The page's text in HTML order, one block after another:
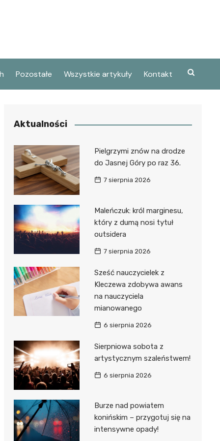
Pozostałe Wszystkie artykuły Kontakt
Aktualności
Pielgrzymi znów na drodze
do Jasnej Góry po raz 36.
7 sierpnia 2026
Maleńczuk: król marginesu,
który z dumą nosi tytuł
outsidera
7 sierpnia 2026
Sześć nauczycielek z
Kleczewa zdobywa awans
na nauczyciela
mianowanego
6 sierpnia 2026
Sierpniowa sobota z
artystycznym szaleństwem!
6 sierpnia 2026
Burze nad powiatem
konińskim – przygotuj się na
intensywne opady!